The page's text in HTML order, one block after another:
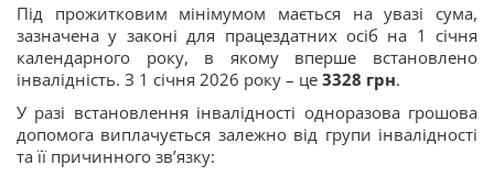
Під прожитковим мінімумом мається на увазі сума,
зазначена у законі для працездатних осіб на 1 січня
календарного року, в якому вперше встановлено
інвалідність. З 1 січня 2026 року – це 3328 грн.
У разі встановлення інвалідності одноразова грошова
допомога виплачується залежно від групи інвалідності
та її причинного зв’язку: